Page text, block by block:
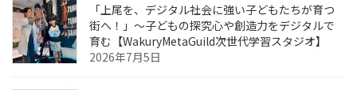
「上尾を、デジタル社会に強い子どもたちが育つ
街へ！」〜子どもの探究心や創造力をデジタルで
育む【WakuryMetaGuild次世代学習スタジオ】
2026年7月5日